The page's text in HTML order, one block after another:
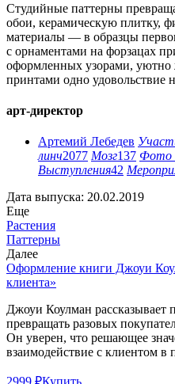
Студийные паттерны
обои, керамическую плитку,
материалы — в образцы
с орнаментами на форзацах
оформленных узорами,
принтами одно удовольствие
арт-директор
Артемий Лебедев
линч2077 Мозг137 Фото
Выступления42
Дата выпуска: 20.02.2019
Еще
Растения
Паттерны
Далее
Оформление книги Джоуи
клиента»
Джоуи Коулман рассказывает
превращать разовых
Он уверен, что решающее
взаимодействие с клиентом в